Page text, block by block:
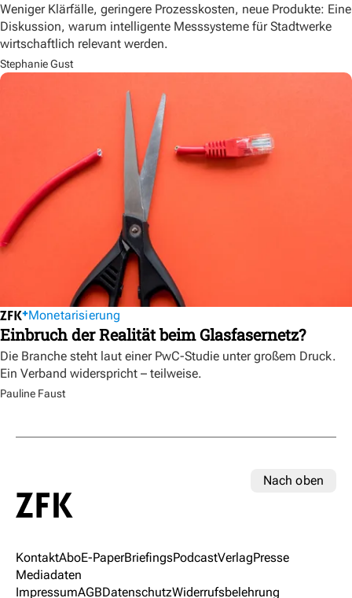
Weniger Klärfälle, geringere Prozesskosten, neue Produkte: Eine
Diskussion, warum intelligente Messsysteme für Stadtwerke
wirtschaftlich relevant werden.
Stephanie Gust
Monetarisierung
Einbruch der Realität beim Glasfasernetz?
Die Branche steht laut einer PwC-Studie unter großem Druck.
Ein Verband widerspricht – teilweise.
Pauline Faust
Nach oben
KontaktAboE-PaperBriefingsPodcastVerlagPresse
Mediadaten
ImpressumAGBDatenschutzWiderrufsbelehrung